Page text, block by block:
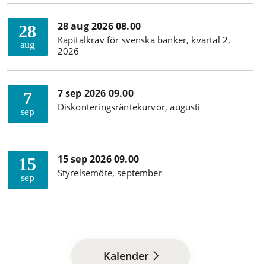
28
aug
28 aug 2026 08.00
Kapitalkrav för svenska banker, kvartal 2,
2026
7
sep
7 sep 2026 09.00
Diskonteringsräntekurvor, augusti
15
sep
15 sep 2026 09.00
Styrelsemöte, september
Kalender